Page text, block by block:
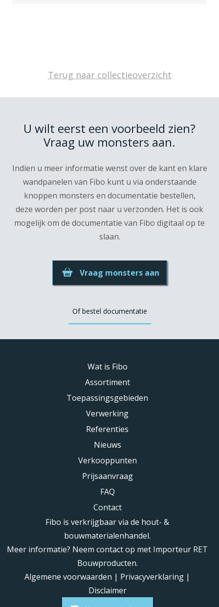
Terug naar collectieoverzicht
U wilt eerst een voorbeeld zien?
Vraag uw monsters aan.
Indien u meer informatie wenst over de kant en klare
wandpanelen van Fibo kunt u via onderstaande
knoppen monsters en documentatie bestellen,
deze worden per post naar u verzonden. Het is ook
mogelijk om de documentatie van Fibo digitaal op te
slaan.
Vraag monsters aan
Of bestel documentatie
Wat is Fibo
Assortiment
Toepassingsgebieden
Verwerking
Referenties
Nieuws
Verkooppunten
Prijsaanvraag
FAQ
Contact
Fibo is verkrijgbaar via de hout- &
bouwmaterialenhandel.
Meer informatie? Neem contact op met Importeur RET
Bouwproducten.
Algemene voorwaarden | Privacyverklaring |
Disclaimer